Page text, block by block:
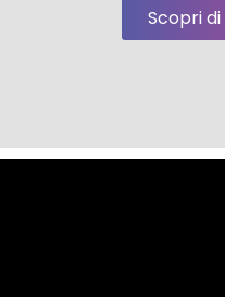
Scopri di